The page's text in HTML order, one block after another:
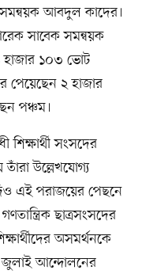
সমন্বয়ক আবদুল কাদের।
সাবেক সমন্বয়ক
হাজার ১০৩ ভোট
পেয়েছেন ২ হাজার
পঞ্চম।
সংসদের
তাঁরা উল্লেখযোগ্য
এই পরাজয়ের পেছনে
ছাত্রসংসদের
অসমর্থনকে
জুলাই আন্দোলনের